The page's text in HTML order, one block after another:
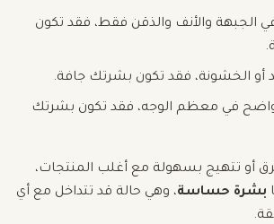
الجبهة والأنف والذقن فقط، فقد تكون
أو الخشونة، فقد تكون بشرتك جافة.
في معظم الوجه، فقد تكون بشرتك
أو تتهيج بسهولة مع أغلب المنتجات،
بشرة حساسة، وهي حالة قد تتداخل مع أي